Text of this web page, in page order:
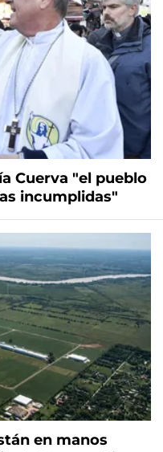
Cuerva "el pueblo
incumplidas"
en manos